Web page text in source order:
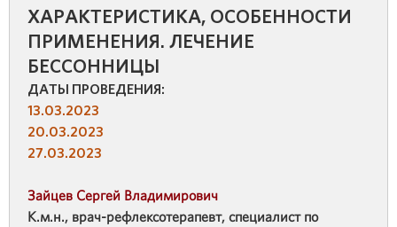
ХАРАКТЕРИСТИКА, ОСОБЕННОСТИ
ПРИМЕНЕНИЯ. ЛЕЧЕНИЕ
БЕССОННИЦЫ
ДАТЫ ПРОВЕДЕНИЯ:
13.03.2023
20.03.2023
27.03.2023
Зайцев Сергей Владимирович
К.м.н., врач-рефлексотерапевт, специалист по